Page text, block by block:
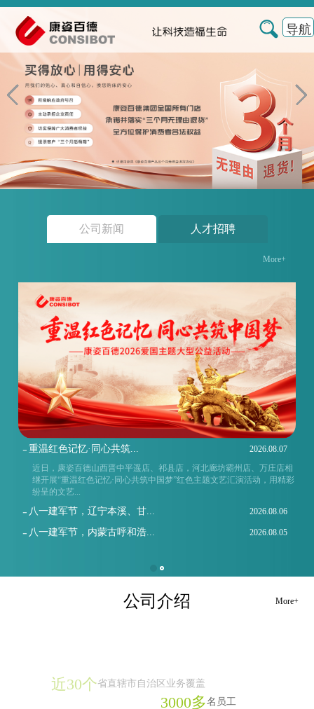
导航
More+
公司新闻 人才招聘
重温红色记忆·同心共筑...
2026.08.07
近日，康姿百德山西晋中平遥店、祁县店，河北廊坊霸州店、万庄店相
继开展“重温红色记忆·同心共筑中国梦”红色主题文艺汇演活动，用精彩
纷呈的文艺...
八一建军节，辽宁本溪、甘... 2026.08.06
八一建军节，内蒙古呼和浩... 2026.08.05
公司介绍 More+
近30个省直辖市自治区业务覆盖
3000多